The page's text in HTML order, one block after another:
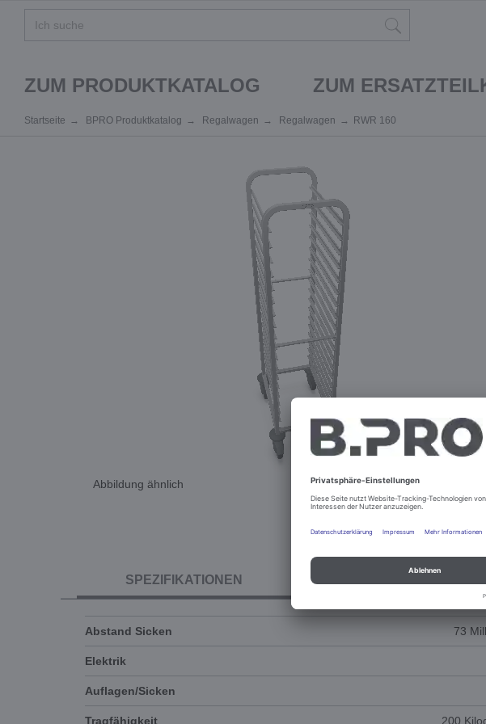
ZUM PRODUKTKATALOG ZUM
Startseite BPRO Produktkatalog Regalwagen Regalwagen RWR 160
Abbildung ähnlich
SPEZIFIKATIONEN
Abstand Sicken 73
Elektrik
Auflagen/Sicken
Tragfähigkeit 200